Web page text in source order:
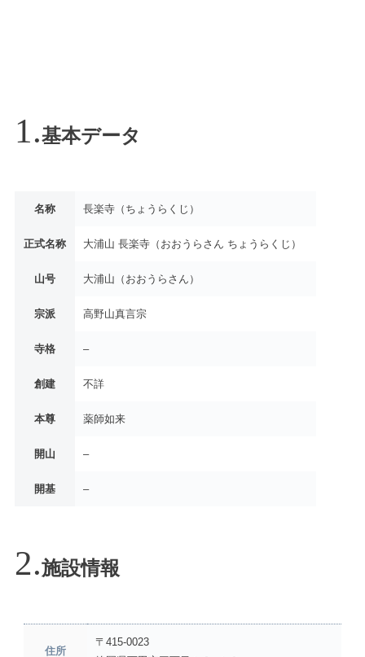
基本データ
名称 長楽寺（ちょうらくじ）
正式名称 大浦山 長楽寺（おおうらさん ちょうらくじ）
山号 大浦山（おおうらさん）
宗派 高野山真言宗
寺格 –
創建 不詳
本尊 薬師如来
開山 –
開基 –
施設情報
住所
〒415-0023